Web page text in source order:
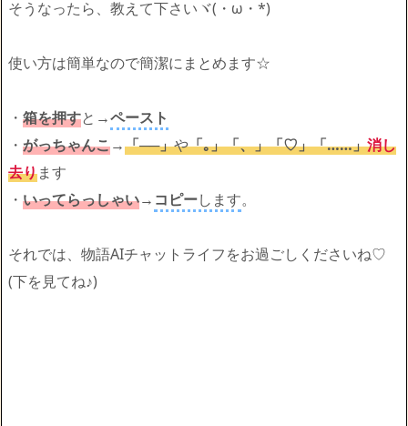
そうなったら、教えて下さいヾ(・ω・*)
使い方は簡単なので簡潔にまとめます☆
・ 箱を押すと→ペースト
・ がっちゃんこ→「──」や「｡」「、」「♡」「……」消し
去ります
・ いってらっしゃい→ コピーします。
それでは、物語AIチャットライフをお過ごしくださいね♡
(下を見てね♪)